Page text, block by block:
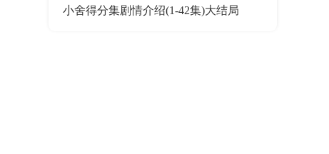
小舍得分集剧情介绍(1-42集)大结局